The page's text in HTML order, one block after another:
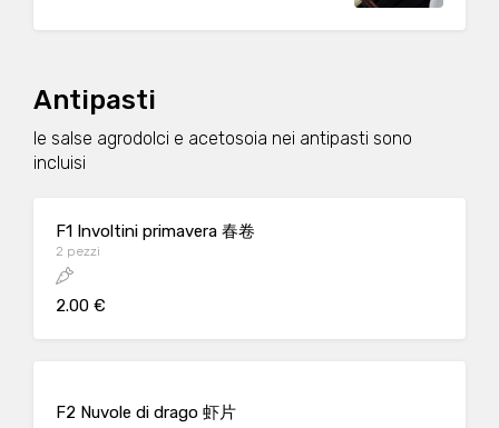
Antipasti
le salse agrodolci e acetosoia nei antipasti sono
incluisi
F1 Involtini primavera 春卷
2 pezzi
2.00 €
F2 Nuvole di drago 虾片